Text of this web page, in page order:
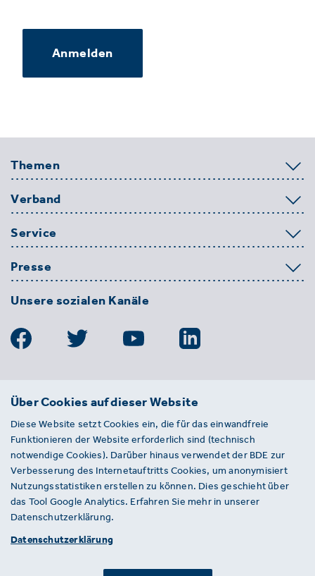
Anmelden
Themen
Verband
Service
Presse
Unsere sozialen Kanäle
BDE
Entsorgungs-, Wasser- und
Kreislaufwirtschaft e. V.
Von-der-Heydt-Straße 2
D 10785 Berlin
Sie haben einen Fehler auf unserer Website
gefunden? Ihnen ist ein defekter Link
aufgefallen? Wir freuen uns über Ihren
Über Cookies auf dieser Website
Diese Website setzt Cookies ein, die für das einwandfreie
Funktionieren der Website erforderlich sind (technisch
notwendige Cookies). Darüber hinaus verwendet der BDE zur
Verbesserung des Internetauftritts Cookies, um anonymisiert
Nutzungsstatistiken erstellen zu können. Dies geschieht über
das Tool Google Analytics. Erfahren Sie mehr in unserer
Datenschutzerklärung.
Datenschutzerklärung